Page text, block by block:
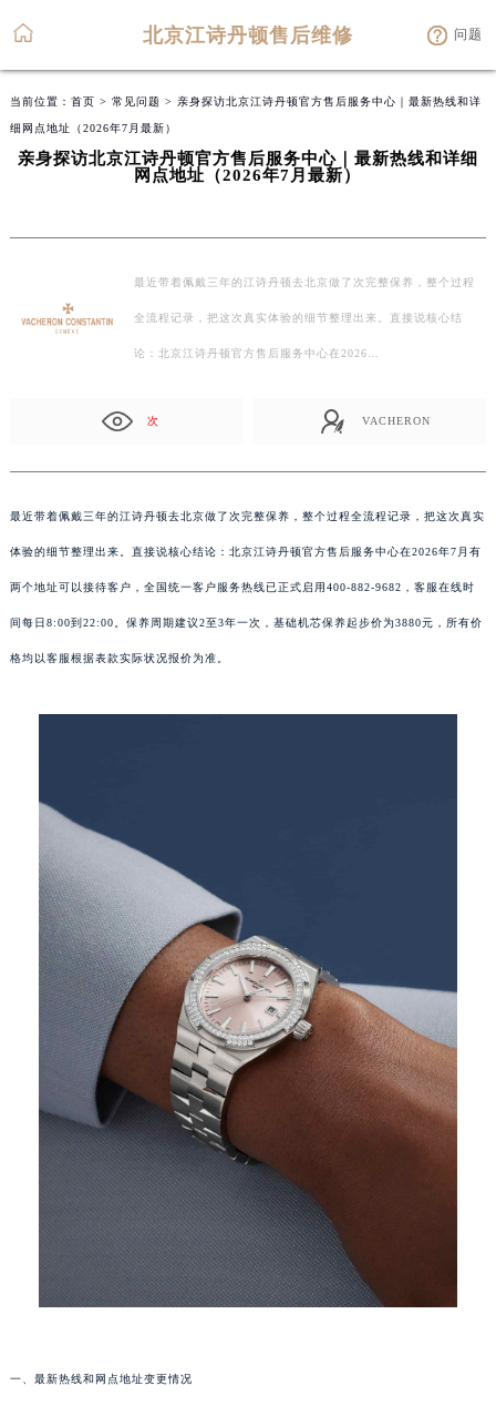
北京江诗丹顿售后维修 问题
当前位置： 首页 > 常见问题 > 亲身探访北京江诗丹顿官方售后服务中心｜最新热线和详
细网点地址（2026年7月最新）
亲身探访北京江诗丹顿官方售后服务中心｜最新热线和详细
网点地址（2026年7月最新）
最近带着佩戴三年的江诗丹顿去北京做了次完整保养，整个过程
全流程记录，把这次真实体验的细节整理出来。直接说核心结
论：北京江诗丹顿官方售后服务中心在2026…
次 VACHERON
最近带着佩戴三年的江诗丹顿去北京做了次完整保养，整个过程全流程记录，把这次真实
体验的细节整理出来。直接说核心结论：北京江诗丹顿官方售后服务中心在2026年7月有
两个地址可以接待客户，全国统一客户服务热线已正式启用400-882-9682，客服在线时
间每日8:00到22:00。保养周期建议2至3年一次，基础机芯保养起步价为3880元，所有价
格均以客服根据表款实际状况报价为准。
一、最新热线和网点地址变更情况